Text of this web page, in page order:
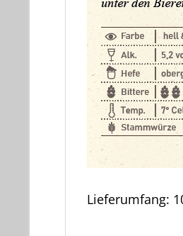
Lieferumfang: